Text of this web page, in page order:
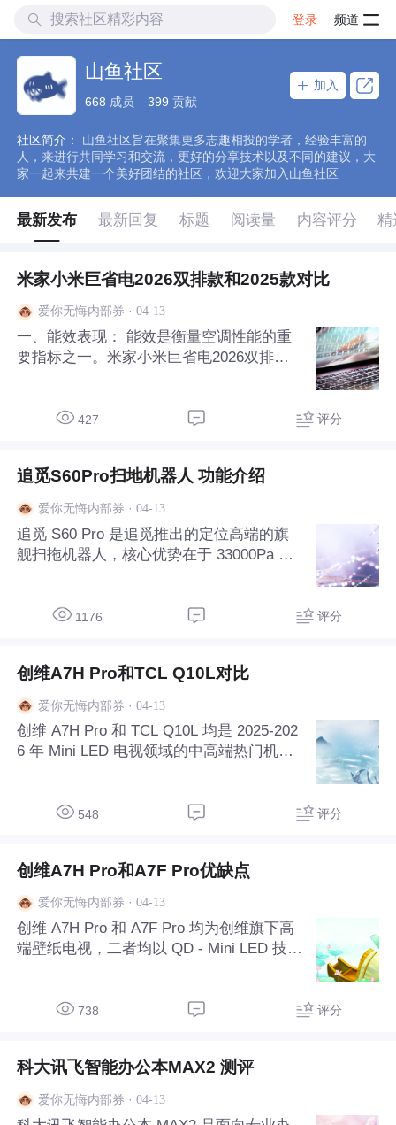
登录 频道
山鱼社区
668 成员 399 贡献
加入
社区简介：
山鱼社区旨在聚集更多志趣相投的学者，经验丰富的
人，来进行共同学习和交流，更好的分享技术以及不同的建议，大
家一起来共建一个美好团结的社区，欢迎大家加入山鱼社区
最新发布 最新回复 标题 阅读量 内容评分 精
米家小米巨省电2026双排款和2025款对比
爱你无悔内部券 · 04-13
一、能效表现： 能效是衡量空调性能的重
要指标之一。米家小米巨省电2026双排款
使用条件下，2026双排款相比2025款能够
427 评分
追觅S60Pro扫地机器人 功能介绍
爱你无悔内部券 · 04-13
追觅 S60 Pro 是追觅推出的定位高端的旗
舰扫拖机器人，核心优势在于 33000Pa 超
洁能力、智能化、自清洁与全链路除菌、越
1176 评分
创维A7H Pro和TCL Q10L对比
爱你无悔内部券 · 04-13
创维 A7H Pro 和 TCL Q10L 均是 2025-202
6 年 Mini LED 电视领域的中高端热门机
万象分区控光和游戏适配见长。以下从核心
548 评分
创维A7H Pro和A7F Pro优缺点
爱你无悔内部券 · 04-13
创维 A7H Pro 和 A7F Pro 均为创维旗下高
端壁纸电视，二者均以 QD - Mini LED 技术
性价比平衡，A7F Pro 则聚焦旗舰级画质性
738 评分
科大讯飞智能办公本MAX2 测评
爱你无悔内部券 · 04-13